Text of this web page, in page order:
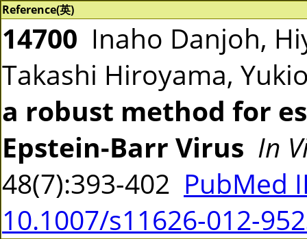
Reference(英)
14700 Inaho Danjoh,
Takashi Hiroyama,
a robust method for
Epstein-Barr Virus In
48(7):393-402 PubMed
10.1007/s11626-012-